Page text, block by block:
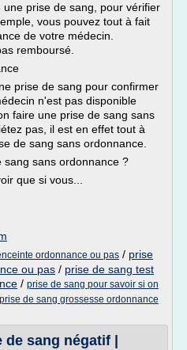
prise de sang, pour vérifier
vous pouvez tout à fait
de votre médecin.
remboursé.
prise de sang pour confirmer
n'est pas disponible
faire une prise de sang sans
pas, il est en effet tout à
de sang sans ordonnance.
sang sans ordonnance ?
que si vous...
ordonnance ou pas / prise
ou pas / prise de sang test
/ prise de sang pour savoir si on
prise de sang grossesse ordonnance
sang négatif |